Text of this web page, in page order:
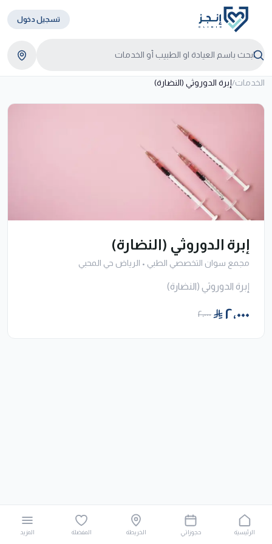
تسجيل دخول
الخدمات/إبرة الدوروثي (النضارة)
إبرة الدوروثي (النضارة)
مجمع سوان التخصصي الطبي • الرياض حي المحبي
إبرة الدوروثي (النضارة)
٢٬٠٠٠ ٢٬٠٠٠
الرئيسية حجوزاتي الخريطة المفضلة المزيد